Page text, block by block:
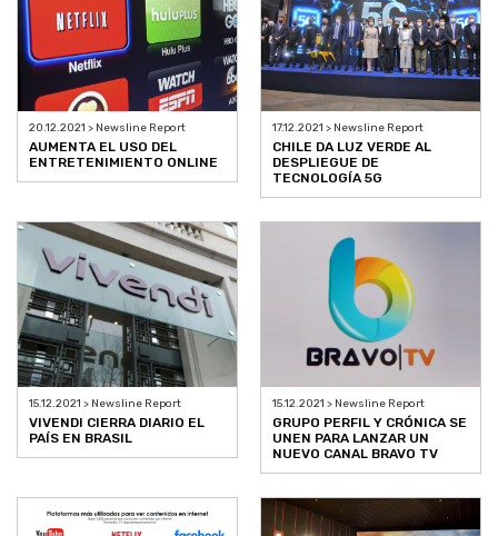
20.12.2021 > Newsline Report
AUMENTA EL USO DEL
ENTRETENIMIENTO ONLINE
17.12.2021 > Newsline Report
CHILE DA LUZ VERDE AL
DESPLIEGUE DE
TECNOLOGÍA 5G
15.12.2021 > Newsline Report
VIVENDI CIERRA DIARIO EL
PAÍS EN BRASIL
15.12.2021 > Newsline Report
GRUPO PERFIL Y CRÓNICA SE
UNEN PARA LANZAR UN
NUEVO CANAL BRAVO TV